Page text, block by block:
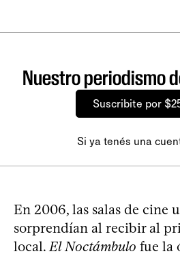
Nuestro periodismo
Suscribite por
Si ya tenés una
En 2006, las salas de cine
sorprendían al recibir al
local.El Noctámbulo fue la